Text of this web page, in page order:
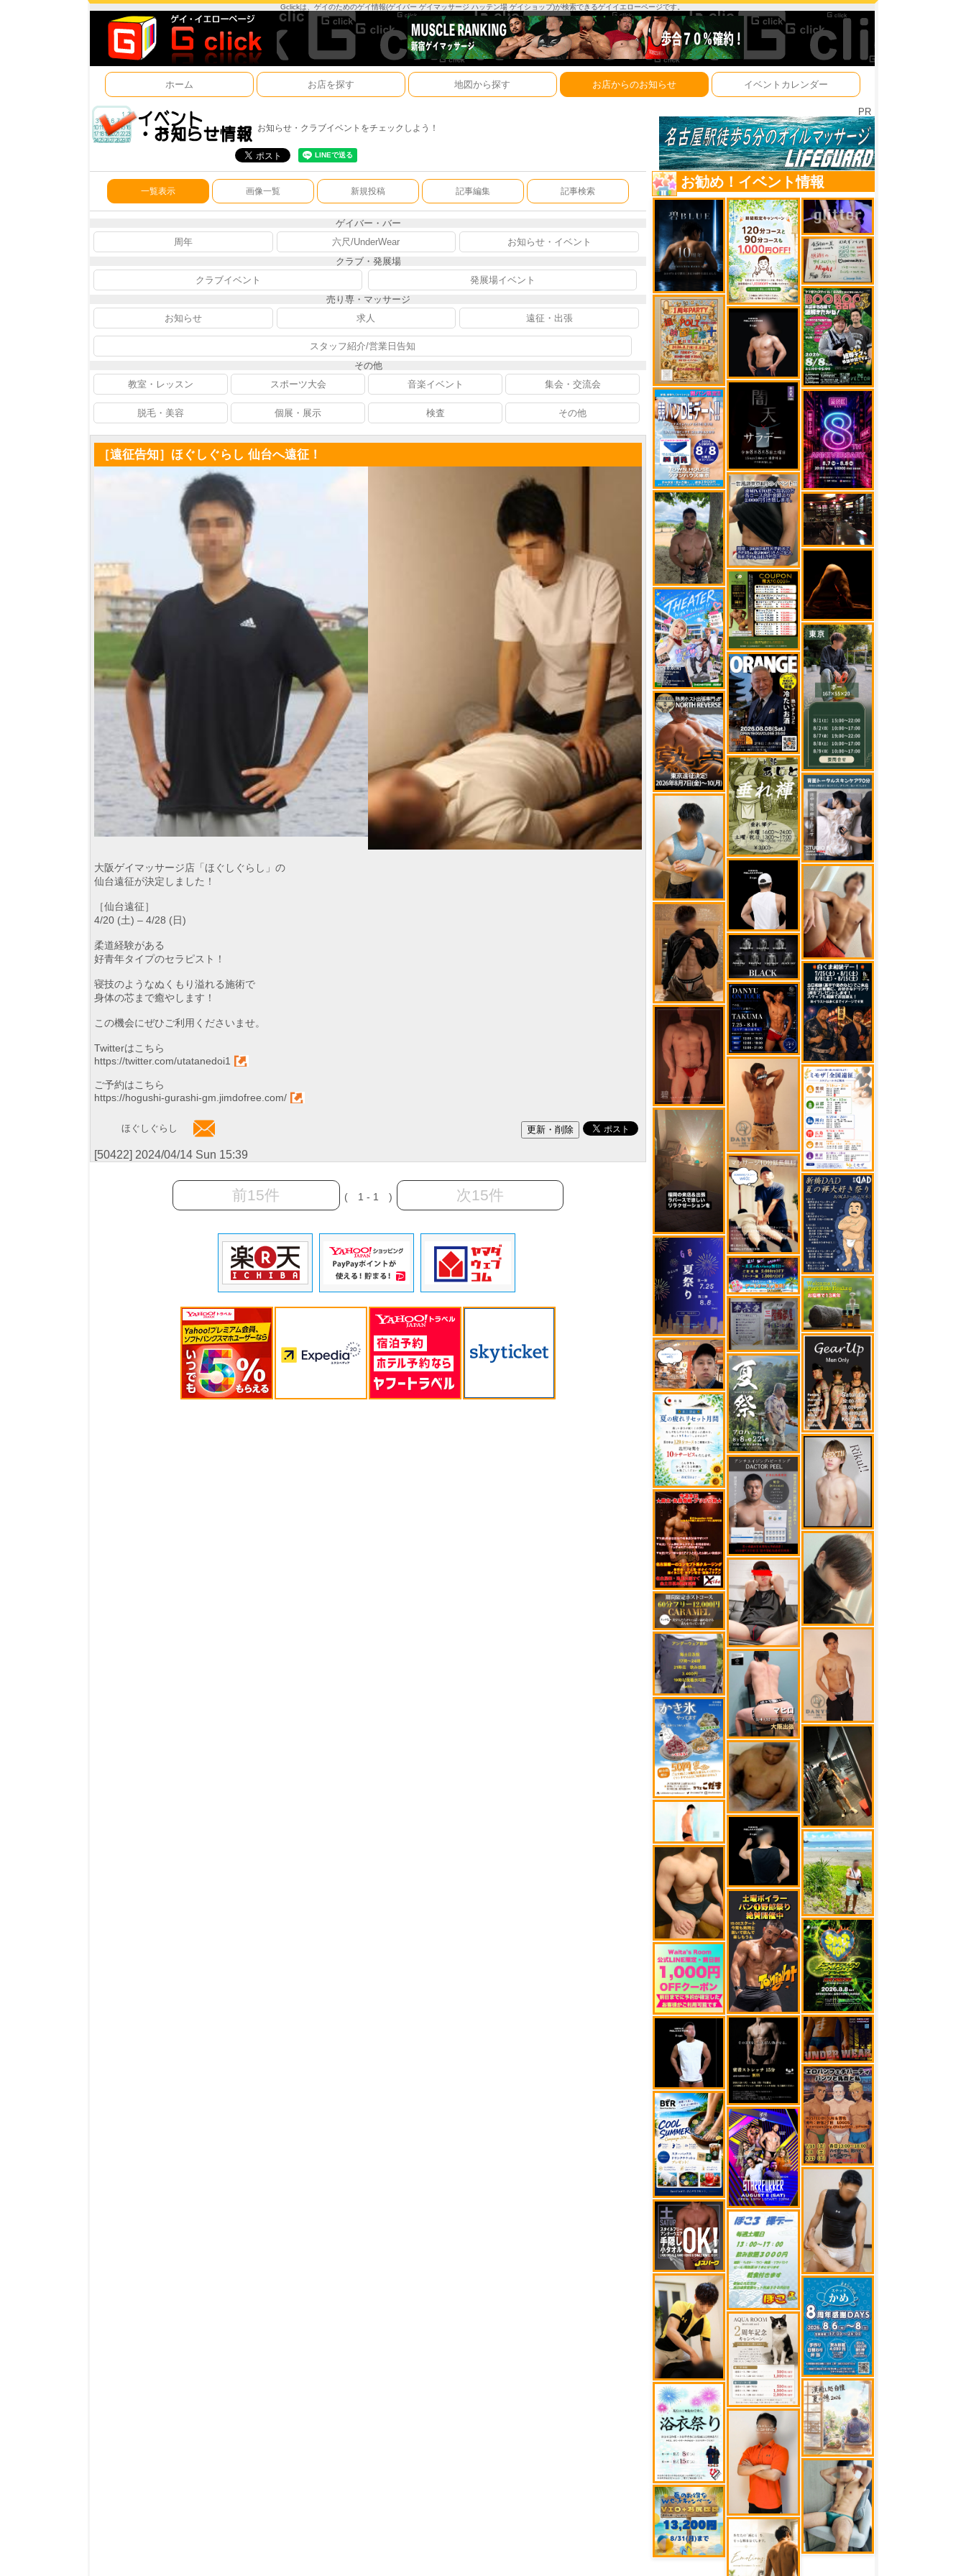
Gclickは、ゲイのためのゲイ情報(ゲイバー ゲイマッサージ ハッテン場 ゲイショップ)が検索できるゲイイエローページです。
ホーム お店を探す 地図から探す お店からのお知らせ イベントカレンダー
お知らせ・クラブイベントをチェックしよう！
PR
一覧表示 画像一覧 新規投稿 記事編集 記事検索
ゲイバー・バー
周年
六尺/UnderWear
お知らせ・イベント
クラブ・発展場
クラブイベント
発展場イベント
売り専・マッサージ
お知らせ
求人 遠征・出張
スタッフ紹介/営業日告知
その他
教室・レッスン
スポーツ大会 音楽イベント 集会・交流会
脱毛・美容 個展・展示 検査 その他
［遠征告知］ほぐしぐらし 仙台へ遠征！
大阪ゲイマッサージ店「ほぐしぐらし」の
仙台遠征が決定しました！
［仙台遠征］
4/20 (土) – 4/28 (日)
柔道経験がある
好青年タイプのセラピスト！
寝技のようなぬくもり溢れる施術で
身体の芯まで癒やします！
この機会にぜひご利用くださいませ。
Twitterはこちら
https://twitter.com/utatanedoi1
ご予約はこちら
https://hogushi-gurashi-gm.jimdofree.com/
ほぐしぐらし
[50422] 2024/04/14 Sun 15:39
前15件 ( 1 - 1 ) 次15件
お勧め！イベント情報